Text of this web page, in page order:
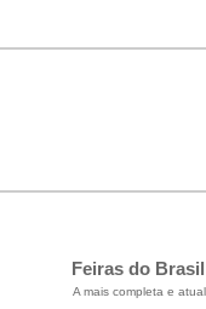
Feiras do
A mais completa e